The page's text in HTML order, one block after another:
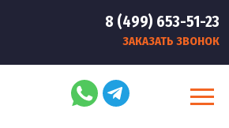
8 (499) 653-51-23
ЗАКАЗАТЬ ЗВОНОК